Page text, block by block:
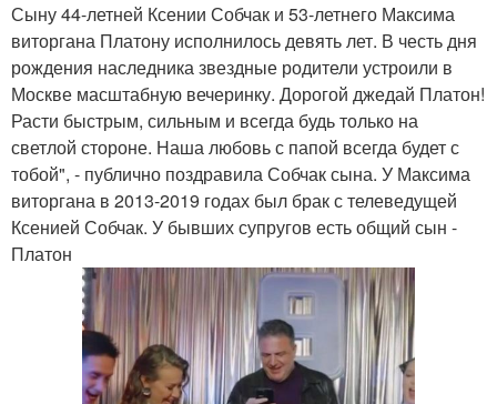
Сыну 44-летней Ксении Собчак и 53-летнего Максима
виторгана Платону исполнилось девять лет. В честь дня
рождения наследника звездные родители устроили в
Москве масштабную вечеринку. Дорогой джедай Платон!
Расти быстрым, сильным и всегда будь только на
светлой стороне. Наша любовь с папой всегда будет с
тобой", - публично поздравила Собчак сына. У Максима
виторгана в 2013-2019 годах был брак с телеведущей
Ксенией Собчак. У бывших супругов есть общий сын -
Платон